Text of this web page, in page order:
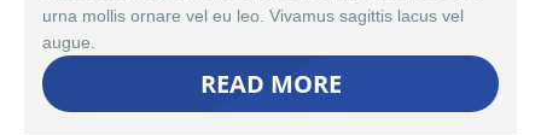
urna mollis ornare vel eu leo. Vivamus sagittis lacus vel
augue.
READ MORE